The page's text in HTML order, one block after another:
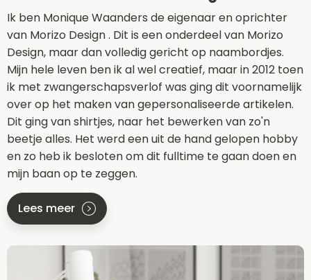
Ik ben Monique Waanders de eigenaar en oprichter
van Morizo Design . Dit is een onderdeel van Morizo
Design, maar dan volledig gericht op naambordjes.
Mijn hele leven ben ik al wel creatief, maar in 2012 toen
ik met zwangerschapsverlof was ging dit voornamelijk
over op het maken van gepersonaliseerde artikelen.
Dit ging van shirtjes, naar het bewerken van zo'n
beetje alles. Het werd een uit de hand gelopen hobby
en zo heb ik besloten om dit fulltime te gaan doen en
mijn baan op te zeggen.
Lees meer